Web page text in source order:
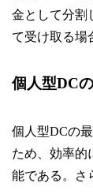
金として分割
て受け取る場
個人型DC
個人型DCの
ため、効率的
能である。さ